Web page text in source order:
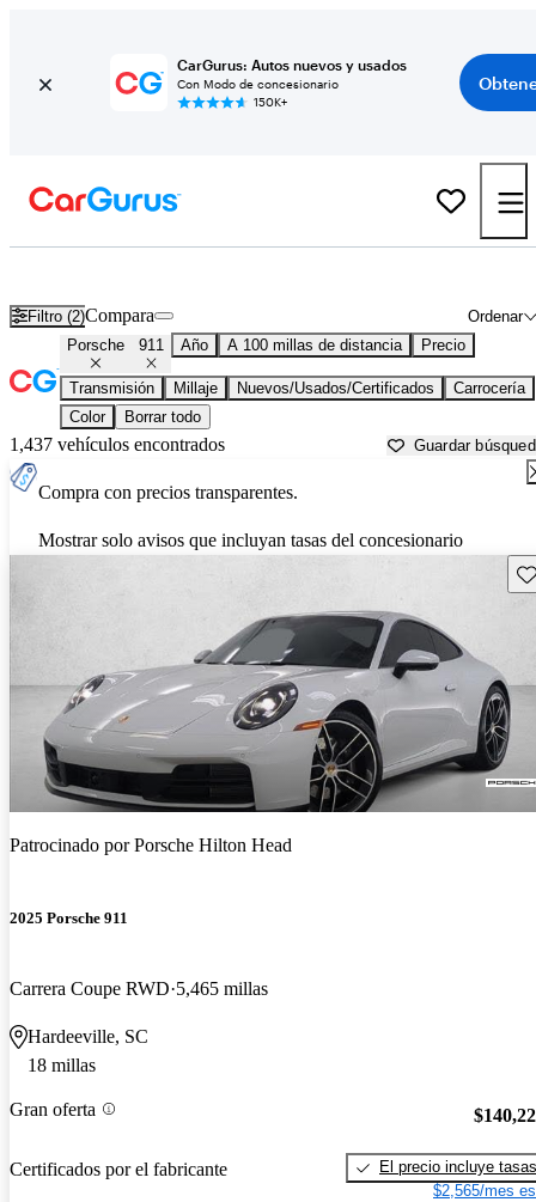
CarGurus: Autos nuevos y usados
Con Modo de concesionario
150K+
Filtro (2) Ordenar
Compara
Porsche 911 Año A 100 millas de distancia Precio
Transmisión Millaje Nuevos/Usados/Certificados
Carrocería
Color
Borrar todo
1,437 vehículos encontrados Guardar
Compra con precios transparentes.
Mostrar solo avisos que incluyan tasas del concesionario
Patrocinado porPorsche Hilton Head
2025 Porsche 911
Carrera Coupe RWD 5,465 millas
Hardeeville, SC
18 millas
Gran oferta
Certificados por el fabricante
El precio incluye tasas
$2,565/mes